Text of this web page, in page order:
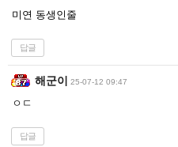
미연 동생인줄
답글
해군이 25-07-12 09:47
ㅇㄷ
답글